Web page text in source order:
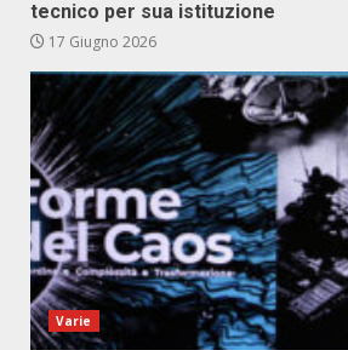
tecnico per sua istituzione
17 Giugno 2026
Varie